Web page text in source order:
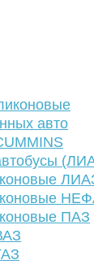
авто
ПАЗ